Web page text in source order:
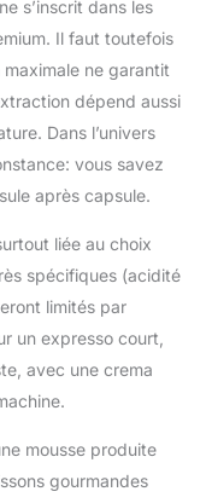
s’inscrit dans les
Il faut toutefois
ne garantit
dépend aussi
Dans l’univers
vous savez
après capsule.
liée au choix
spécifiques (acidité
limités par
un expresso court,
avec une crema
mousse produite
gourmandes